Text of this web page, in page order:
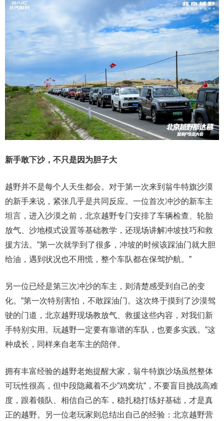
新手敢下沙，不只是因为胆子大
越野并不是每个人天生都会。对于第一次来到翁牛特旗沙漠
的新手来说，紧张几乎是共同反应。一位首次冲沙的新车主
坦言，进入沙漠之前，北京越野专门安排了车辆检查、轮胎
放气、沙地模式设置等基础教学，还现场讲解冲坡技巧和救
援方法。”第一次就学到了很多，冲坡的时候该踩油门就大胆
给油，遇到状况也不用慌，整个车队都在保驾护航。”
另一位已经是第三次冲沙的车主，则清楚感受到自己的变
化。”第一次特别害怕，不敢踩油门。这次终于摸到了沙漠驾
驶的门道，北京越野现场教放气、救援这些内容，对我们新
手特别实用。玩越野一定要有靠谱的车队，也要多实践。”这
种成长，同样来自老车主的陪伴。
拥有丰富经验的越野老炮提醒大家，翁牛特旗沙场虽然整体
可玩性很高，但中段隐藏着不少”鸡窝坑”，不要盲目挑战高难
度，跟着领队、相信自己的车，稳扎稳打练好基础，才是真
正的越野。另一位老玩家则总结出自己的经验：北京越野营